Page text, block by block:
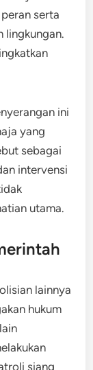
serta
lingkungan.
ini
yang
sebagai
intervensi
utama.
lainnya
hukum
siang